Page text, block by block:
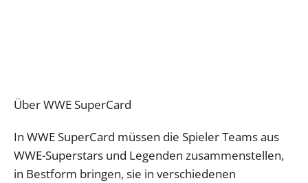
Über WWE SuperCard
In WWE SuperCard müssen die Spieler Teams aus
WWE-Superstars und Legenden zusammenstellen,
in Bestform bringen, sie in verschiedenen